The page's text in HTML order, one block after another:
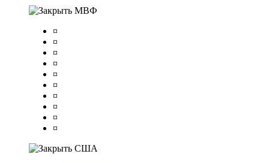
МВФ
¤
¤
¤
¤
¤
¤
¤
¤
¤
¤
США